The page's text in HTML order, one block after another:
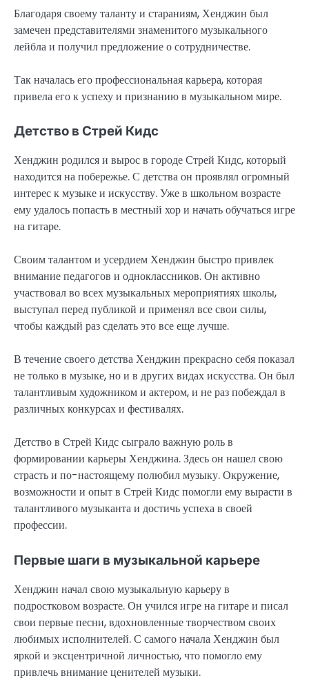
Благодаря своему таланту и стараниям, Хенджин был
замечен представителями знаменитого музыкального
лейбла и получил предложение о сотрудничестве.
Так началась его профессиональная карьера, которая
привела его к успеху и признанию в музыкальном мире.
Детство в Стрей Кидс
Хенджин родился и вырос в городе Стрей Кидс, который
находится на побережье. С детства он проявлял огромный
интерес к музыке и искусству. Уже в школьном возрасте
ему удалось попасть в местный хор и начать обучаться игре
на гитаре.
Своим талантом и усердием Хенджин быстро привлек
внимание педагогов и одноклассников. Он активно
участвовал во всех музыкальных мероприятиях школы,
выступал перед публикой и применял все свои силы,
чтобы каждый раз сделать это все еще лучше.
В течение своего детства Хенджин прекрасно себя показал
не только в музыке, но и в других видах искусства. Он был
талантливым художником и актером, и не раз побеждал в
различных конкурсах и фестивалях.
Детство в Стрей Кидс сыграло важную роль в
формировании карьеры Хенджина. Здесь он нашел свою
страсть и по-настоящему полюбил музыку. Окружение,
возможности и опыт в Стрей Кидс помогли ему вырасти в
талантливого музыканта и достичь успеха в своей
профессии.
Первые шаги в музыкальной карьере
Хенджин начал свою музыкальную карьеру в
подростковом возрасте. Он учился игре на гитаре и писал
свои первые песни, вдохновленные творчеством своих
любимых исполнителей. С самого начала Хенджин был
яркой и эксцентричной личностью, что помогло ему
привлечь внимание ценителей музыки.